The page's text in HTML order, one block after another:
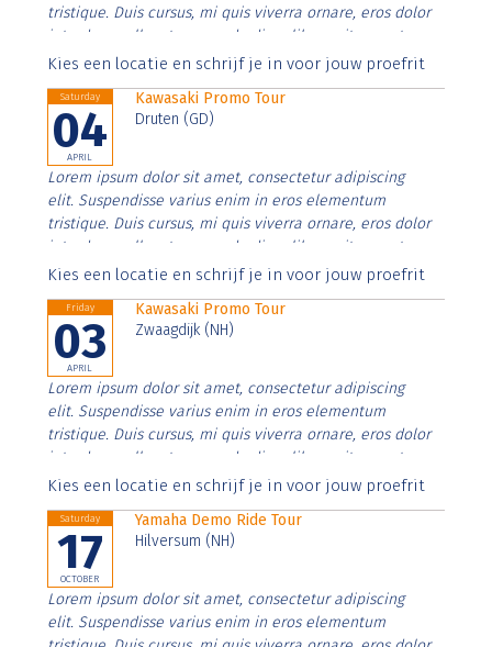
tristique. Duis cursus, mi quis viverra ornare, eros dolor
interdum nulla, ut commodo diam libero vitae erat.
Aenean faucibus nibh et justo cursus id rutrum lorem
Kies een locatie en schrijf je in voor jouw proefrit
Saturday
04
APRIL
Kawasaki Promo Tour
Druten (GD)
Lorem ipsum dolor sit amet, consectetur adipiscing
elit. Suspendisse varius enim in eros elementum
tristique. Duis cursus, mi quis viverra ornare, eros dolor
interdum nulla, ut commodo diam libero vitae erat.
Aenean faucibus nibh et justo cursus id rutrum lorem
Kies een locatie en schrijf je in voor jouw proefrit
Friday
03
APRIL
Kawasaki Promo Tour
Zwaagdijk (NH)
Lorem ipsum dolor sit amet, consectetur adipiscing
elit. Suspendisse varius enim in eros elementum
tristique. Duis cursus, mi quis viverra ornare, eros dolor
interdum nulla, ut commodo diam libero vitae erat.
Aenean faucibus nibh et justo cursus id rutrum lorem
Kies een locatie en schrijf je in voor jouw proefrit
Saturday
17
OCTOBER
Yamaha Demo Ride Tour
Hilversum (NH)
Lorem ipsum dolor sit amet, consectetur adipiscing
elit. Suspendisse varius enim in eros elementum